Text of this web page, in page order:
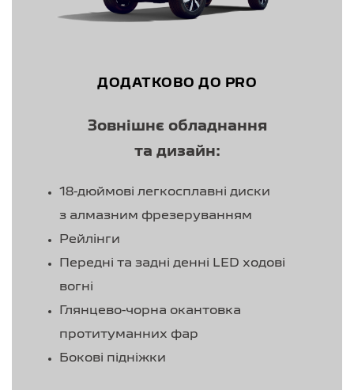
ДОДАТКОВО ДО PRO
Зовнішнє обладнання
та дизайн:
18-дюймові легкосплавні диски
з алмазним фрезеруванням
Рейлінги
Передні та задні денні LED ходові
вогні
Глянцево-чорна окантовка
протитуманних фар
Бокові підніжки